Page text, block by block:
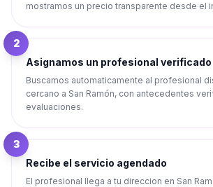
mostramos un precio transparente desde el
2
Asignamos un profesional verificado
Buscamos automaticamente al profesional
cercano a San Ramón, con antecedentes
evaluaciones.
3
Recibe el servicio agendado
El profesional llega a tu direccion en San